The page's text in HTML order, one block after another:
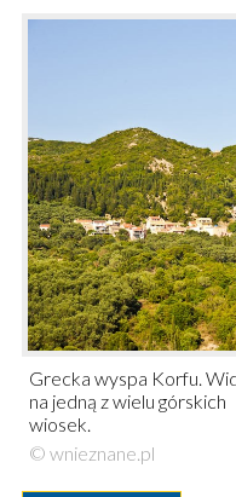
Grecka wyspa Korfu.
na jedną z wielu górskich
wiosek.
© wnieznane.pl